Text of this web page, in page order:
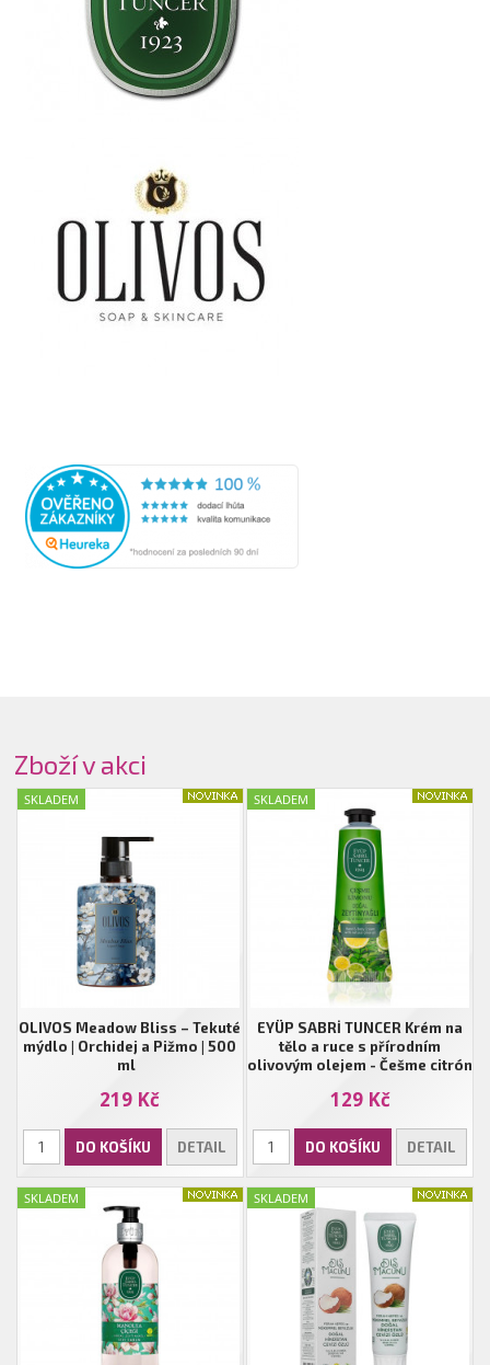
Zboží v akci
OLIVOS Meadow Bliss – Tekuté
mýdlo | Orchidej a Pižmo | 500
ml
219 Kč
DO KOŠÍKU DETAIL
SKLADEM
EYÜP SABRİ TUNCER Krém na
tělo a ruce s přírodním
olivovým olejem - Češme citrón
129 Kč
DO KOŠÍKU DETAIL
SKLADEM
SKLADEM SKLADEM